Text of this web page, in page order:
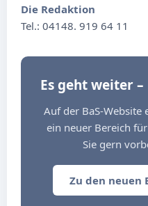
Die Redaktion
Tel.: 04148. 919 64 11
Es geht weiter
Auf der BaS-Website
ein neuer Bereich
Sie gern
Zu den neuen